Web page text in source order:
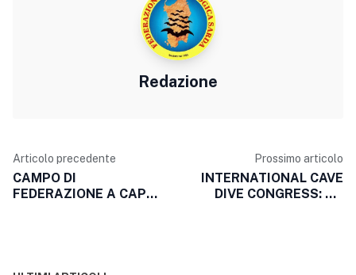
Redazione
Articolo precedente
CAMPO DI
FEDERAZIONE A CAPO
Prossimo articolo
INTERNATIONAL CAVE
DIVE CONGRESS: UN